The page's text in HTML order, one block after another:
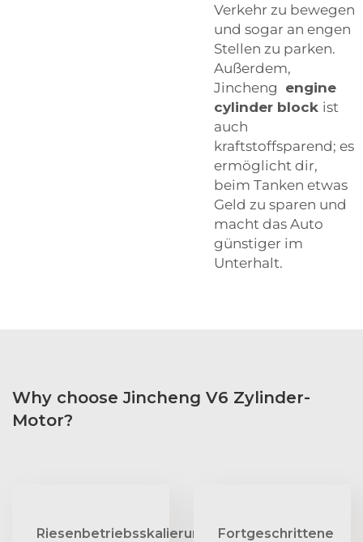
Verkehr zu bewegen
und sogar an engen
Stellen zu parken.
Außerdem,
Jincheng engine
cylinder block ist
auch
kraftstoffsparend; es
ermöglicht dir,
beim Tanken etwas
Geld zu sparen und
macht das Auto
günstiger im
Unterhalt.
Why choose Jincheng V6 Zylinder-
Motor?
Riesenbetriebsskalierung:
Fortgeschrittene